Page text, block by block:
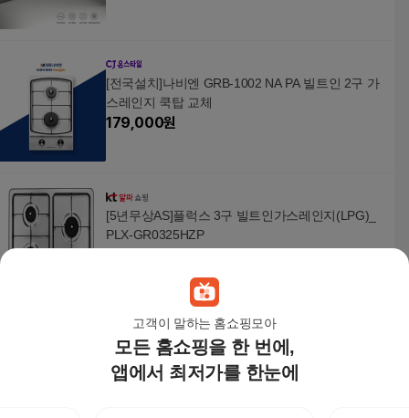
고객이 말하는 홈쇼핑모아
모든 홈쇼핑을 한 번에,
앱에서 최저가를 한눈에
[전국설치]나비엔 GRB-1002 NA PA 빌트인 2구 가
스레인지 쿡탑 교체
179,000원
[5년무상AS]플럭스 3구 빌트인가스레인지(LPG)_
PLX-GR0325HZP
린나이 빌트인 3구 가스쿡탑 RBR-PF3001D (가스
렌지/가스레인지)
469,000원